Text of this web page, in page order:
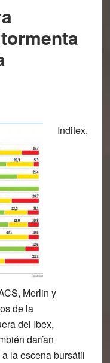
Inditex,
Merlin y
de la
del Ibex,
darían
la escena bursátil